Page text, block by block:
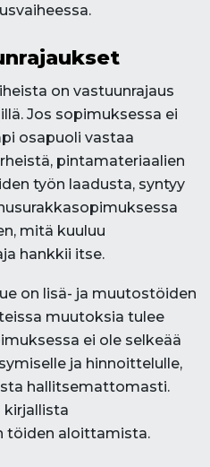
on vastuunrajaus
Jos sopimuksessa ei
osapuoli vastaa
pintamateriaalien
työn laadusta, syntyy
mitä kuuluu
hankkii itse.
on lisä- ja muutostöiden
muutoksia tulee
ei ole selkeää
ja hinnoittelulle,
hallitsemattomasti.
kirjallista
töiden aloittamista.